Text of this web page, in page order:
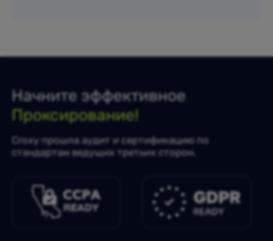
Начните эффективное
Проксирование!
Croxy прошла аудит и сертификацию по
стандартам ведущих третьих сторон.